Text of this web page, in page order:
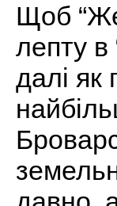
Щоб
лепту в
далі як